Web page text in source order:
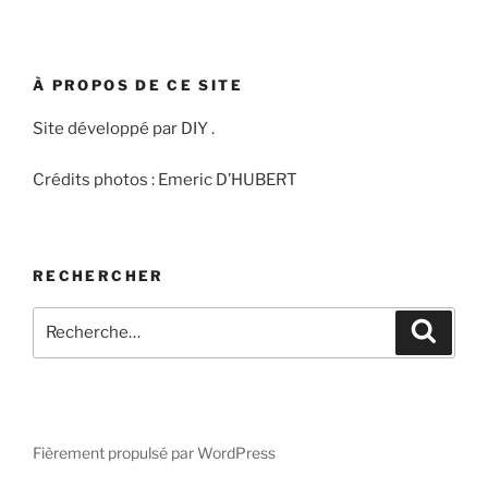
À PROPOS DE CE SITE
Site développé par DIY .
Crédits photos : Emeric D’HUBERT
RECHERCHER
pour
Fièrement propulsé par WordPress